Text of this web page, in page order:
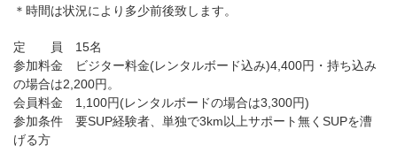
＊時間は状況により多少前後致します。
定 員 15名
参加料金 ビジター料金(レンタルボード込み)4,400円・持ち込み
の場合は2,200円。
会員料金 1,100円(レンタルボードの場合は3,300円)
参加条件 要SUP経験者、単独で3km以上サポート無くSUPを漕
げる方